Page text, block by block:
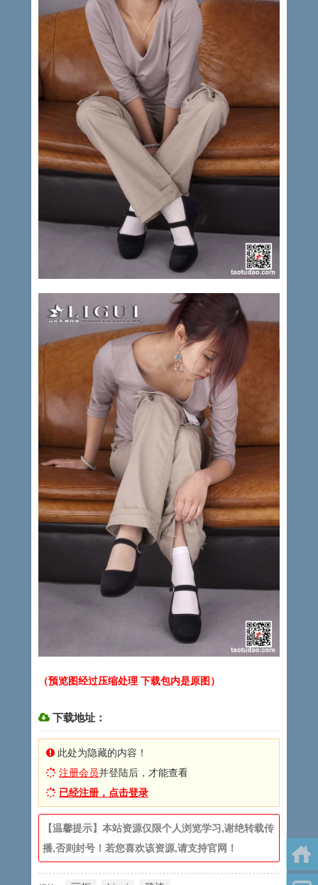
（预览图经过压缩处理 下载包内是原图）
下载地址：
此处为隐藏的内容！
注册会员并登陆后，才能查看
已经注册，点击登录
【温馨提示】本站资源仅限个人浏览学习,谢绝转载传
播,否则封号！若您喜欢该资源,请支持官网！